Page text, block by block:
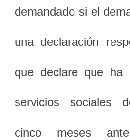
demandado si el
una declaración
que declare que ha
servicios sociales
cinco meses